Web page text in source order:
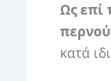
Ως επί
κατά